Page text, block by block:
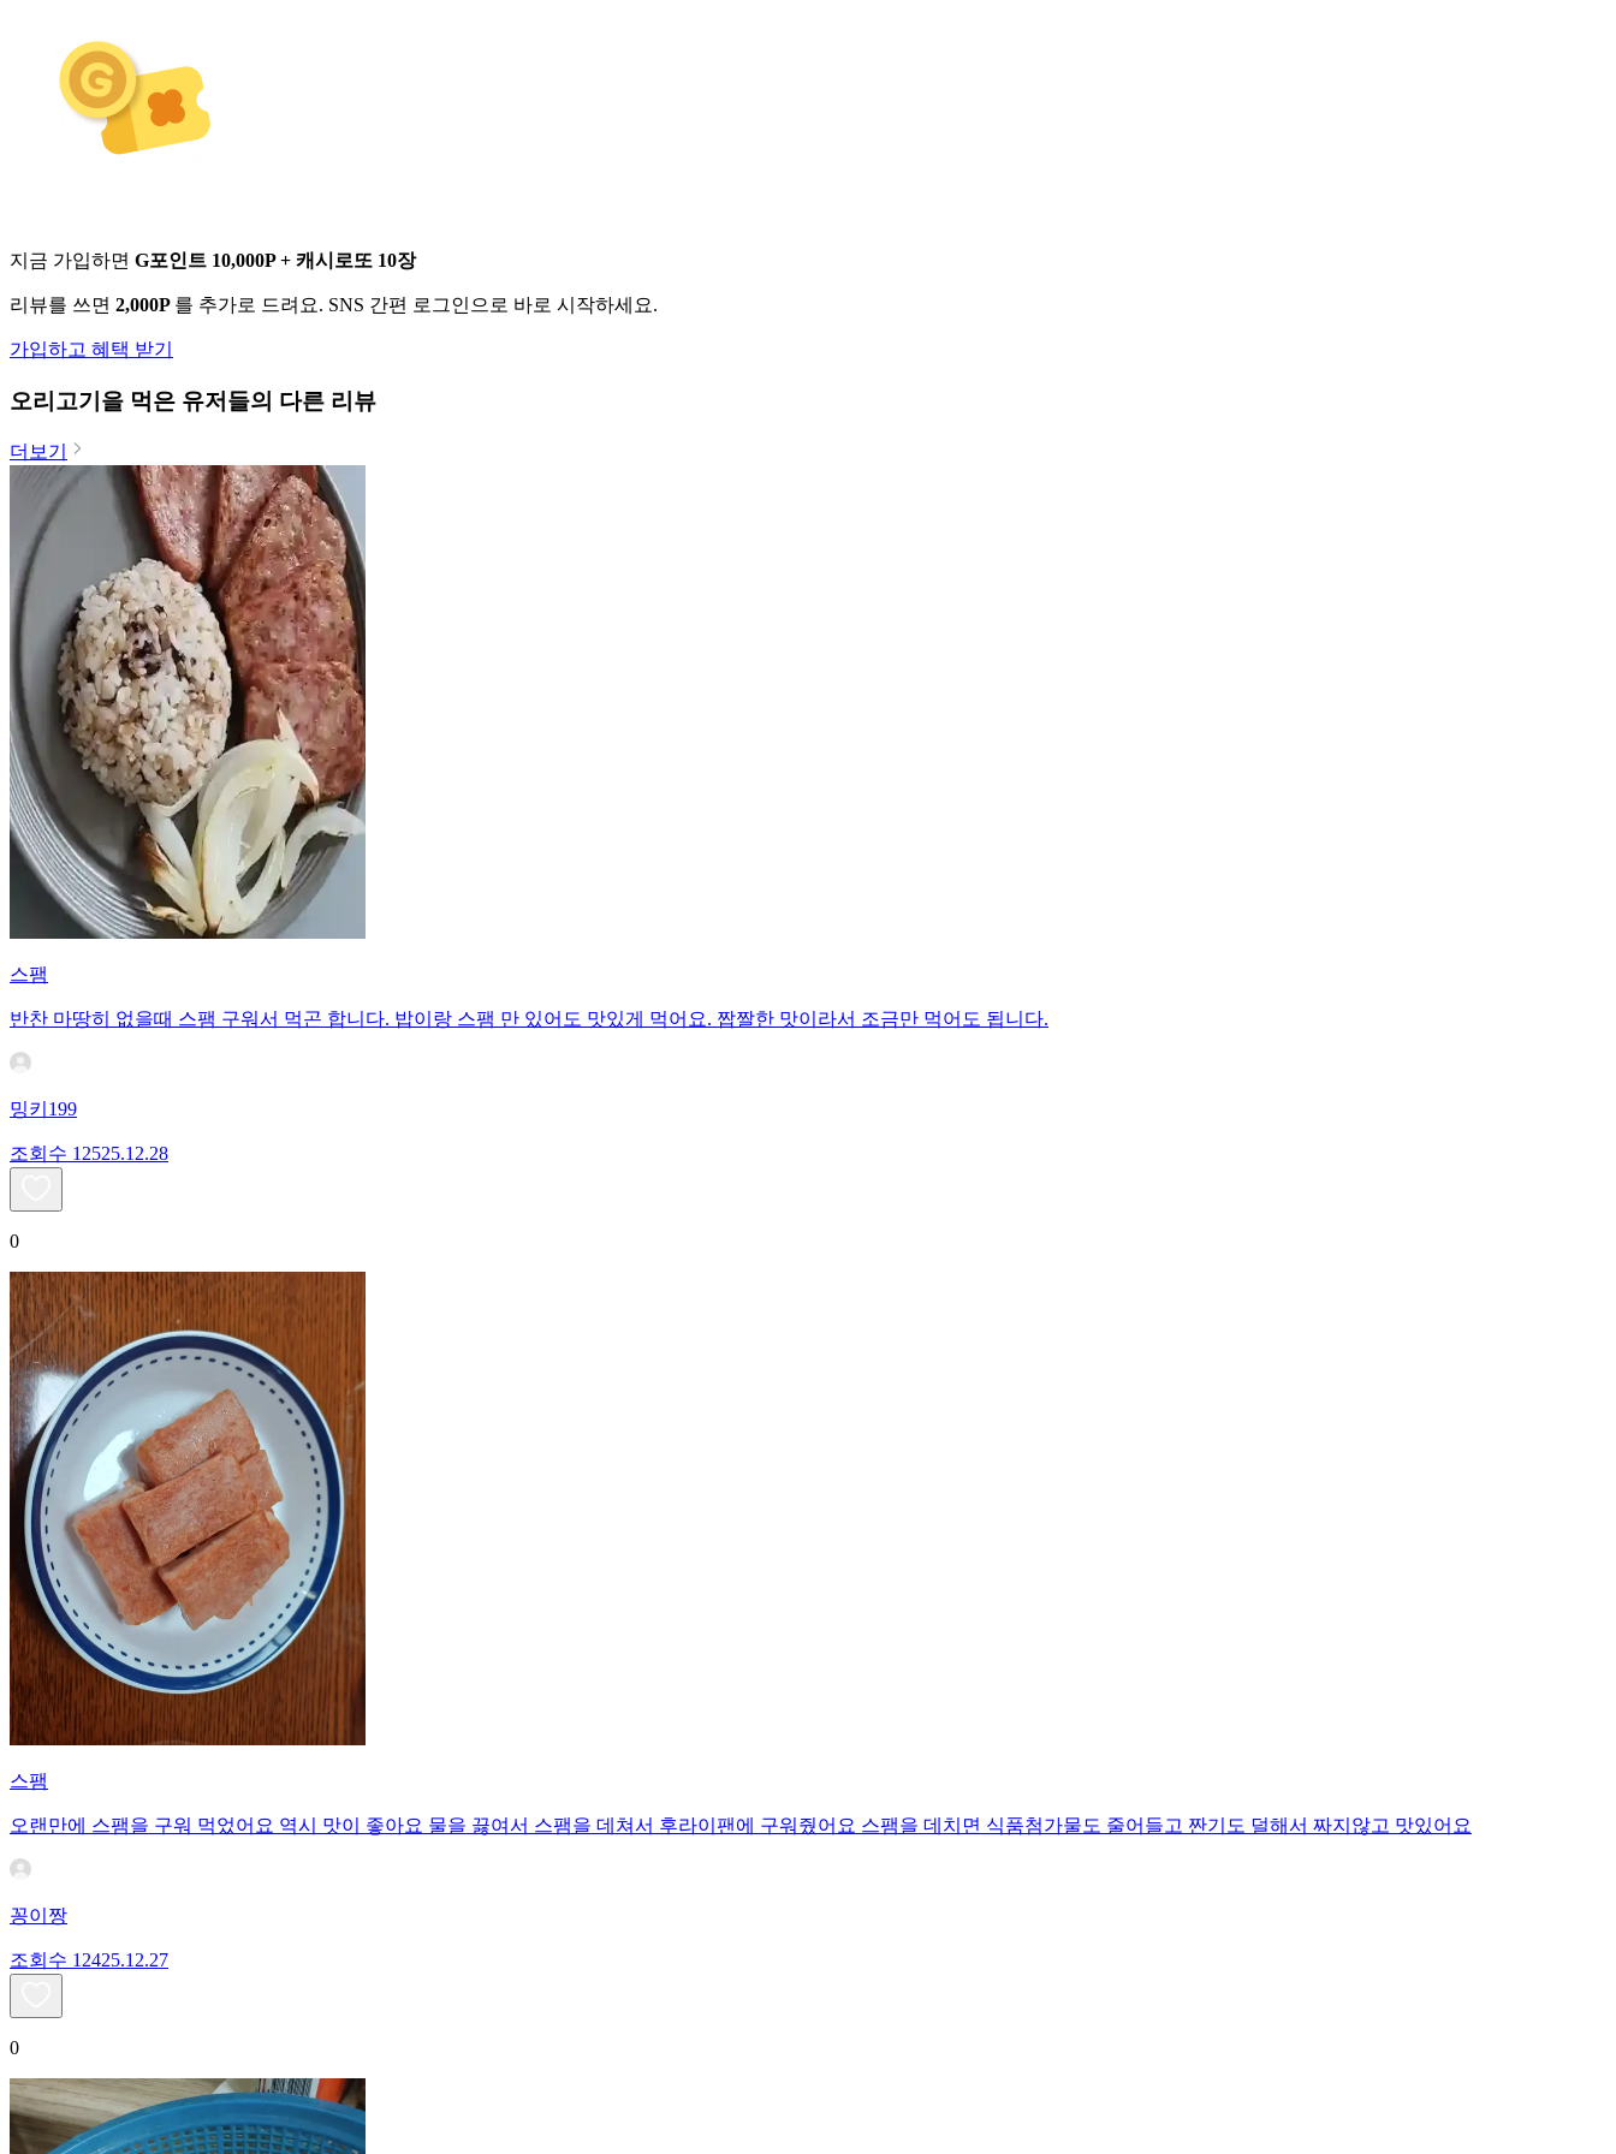
지금 가입하면 G포인트 10,000P + 캐시로또 10장
리뷰를 쓰면 2,000P 를 추가로 드려요. SNS 간편 로그인으로 바로 시작하세요.
가입하고 혜택 받기
오리고기 을 먹은 유저들의 다른 리뷰
더보기
스팸
반찬 마땅히 없을때 스팸 구워서 먹곤 합니다. 밥이랑 스팸 만 있어도 맛있게 먹어요. 짭짤한 맛이라서 조금만 먹어도 됩니다.
밍키199
조회수 12525.12.28
0
스팸
오랜만에 스팸을 구워 먹었어요 역시 맛이 좋아요 물을 끓여서 스팸을 데쳐서 후라이팬에 구워줬어요 스팸을 데치면 식품첨가물도 줄어들고 짠기도 덜해서 짜지않고 맛있어요
꽁이짱
조회수 12425.12.27
0